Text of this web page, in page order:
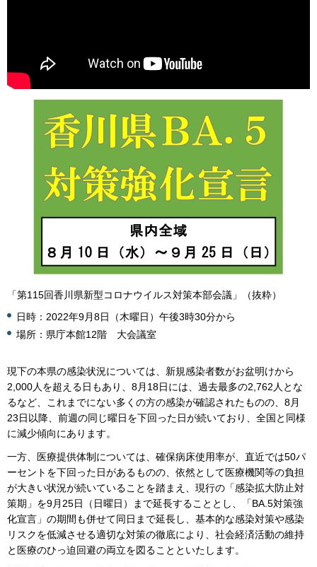
「第115回香川県新型コロナウイルス対策本部会議」（抜粋）
日時：2022年9月8日（木曜日）午後3時30分から
場所：県庁本館12階 大会議室
現下の本県の感染状況については、新規感染者数がお盆明けから
2,000人を超える日もあり、8月18日には、過去最多の2,762人とな
るなど、これまでにない多くの方の感染が確認されたものの、8月
23日以降、前週の同じ曜日を下回った日が続いており、全国と同様
に減少傾向にあります。
一方、医療提供体制については、確保病床使用率が、直近では50パ
ーセントを下回った日があるものの、依然として医療機関等の負担
が大きい状況が続いていることを踏まえ、現行の「感染拡大防止対
策期」を9月25日（日曜日）まで延長することとし、「BA.5対策強
化宣言」の期間も併せて同日まで延長し、基本的な感染対策や感染
リスクを低減させる適切な対策の徹底により、社会経済活動の維持
と医療のひっ迫回避の両立を図ることといたします。